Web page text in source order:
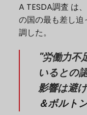
A TESDA調査 は
の国の最も差し
調した。
"労働力不
いるとの
影響は避
＆ボルト